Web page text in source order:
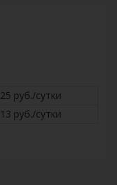
25 руб./сутки
13 руб./сутки